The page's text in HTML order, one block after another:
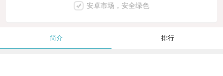
安卓市场，安全绿色
简介 排行